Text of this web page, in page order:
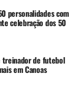
personalidades com
celebração dos 50
treinador de futebol
em Canoas